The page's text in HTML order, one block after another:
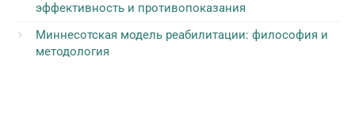
эффективность и противопоказания
Миннесотская модель реабилитации: философия и
методология